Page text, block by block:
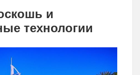
и
технологии